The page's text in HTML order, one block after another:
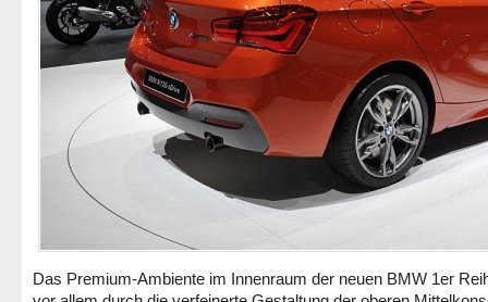
Das Premium-Ambiente im Innenraum der neuen BMW 1er